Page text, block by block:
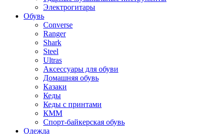
Электрогитары
Обувь
Converse
Ranger
Shark
Steel
Ultras
Аксессуары для обуви
Домашняя обувь
Казаки
Кеды
Кеды с принтами
КММ
Спорт-байкерская обувь
Одежда